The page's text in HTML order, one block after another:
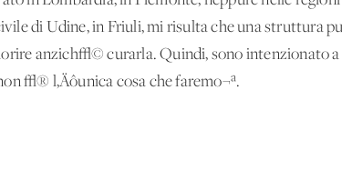
di Udine, in Friuli, mi risulta che una struttura
anzich√© curarla. Quindi, sono intenzionato
√® l‚Äôunica cosa che faremo¬ª.